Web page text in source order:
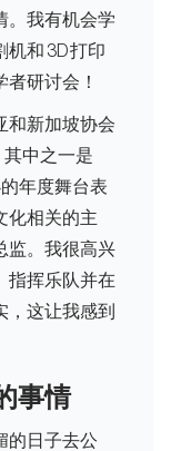
。我有机会学
和 3D 打印
研讨会！
和新加坡协会
其中之一是
年度舞台表
化相关的主
监。我很高兴
指挥乐队并在
，这让我感到
事情
的日子去公